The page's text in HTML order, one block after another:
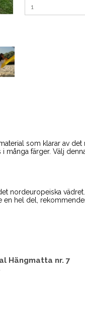
som klarar av
färger. Välj
nordeuropeiska
en hel del,
Hängmatta nr. 7